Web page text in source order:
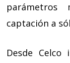
captación a
Desde Celco